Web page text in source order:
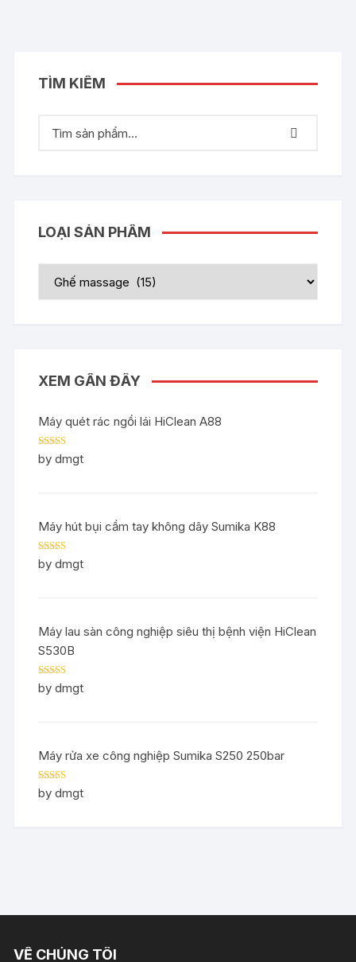
TÌM KIẾM
LOẠI SẢN PHẨM
XEM GẦN ĐÂY
Máy quét rác ngồi lái HiClean A88
Rated5out
of 5
by dmgt
Máy hút bụi cầm tay không dây Sumika K88
Rated5out
of 5
by dmgt
Máy lau sàn công nghiệp siêu thị bệnh viện HiClean
S530B
Rated5out
of 5
by dmgt
Máy rửa xe công nghiệp Sumika S250 250bar
Rated5out
of 5
by dmgt
VỀ CHÚNG TÔI